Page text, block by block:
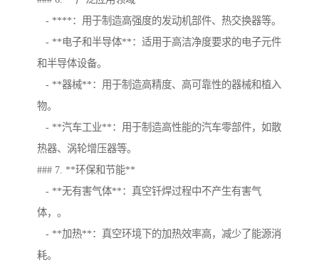
- ****：用于制造高强度的发动机部件、热交换器等。
- **电子和半导体**：适用于高洁净度要求的电子元件
和半导体设备。
- **器械**：用于制造高精度、高可靠性的器械和植入
物。
- **汽车工业**：用于制造高性能的汽车零部件，如散
热器、涡轮增压器等。
### 7. **环保和节能**
- **无有害气体**：真空钎焊过程中不产生有害气
体，。
- **加热**：真空环境下的加热效率高，减少了能源消
耗。